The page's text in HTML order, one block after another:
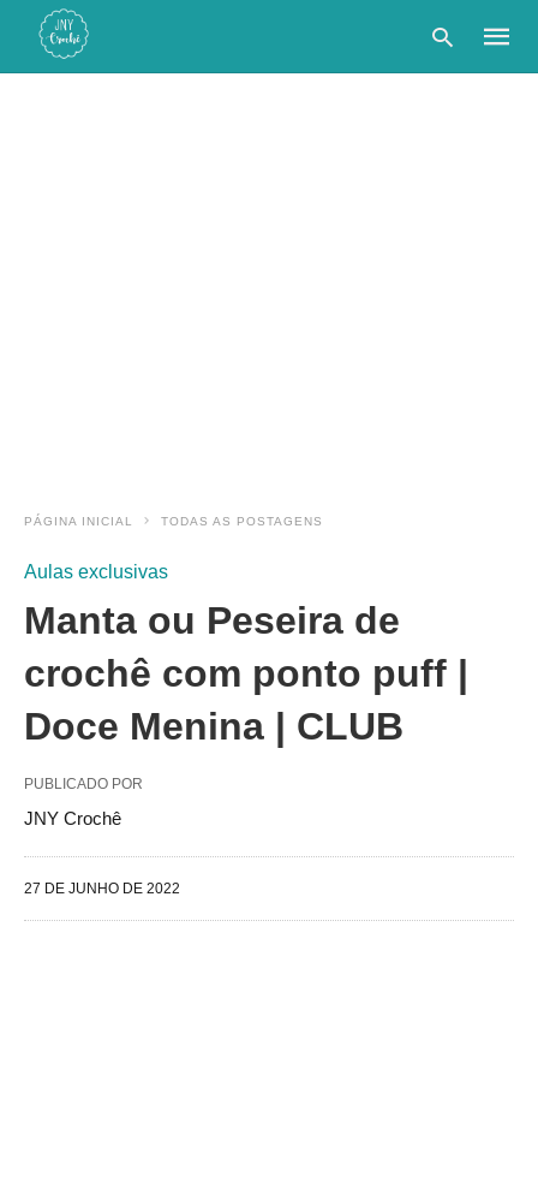
PÁGINA INICIAL TODAS AS POSTAGENS
Aulas exclusivas
Manta ou Peseira de
crochê com ponto puff |
Doce Menina | CLUB
PUBLICADO POR
JNY Crochê
27 DE JUNHO DE 2022